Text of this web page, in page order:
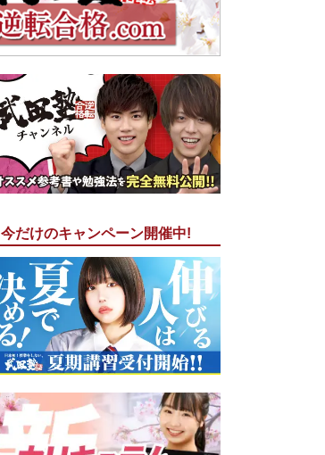
今だけのキャンペーン開催中!